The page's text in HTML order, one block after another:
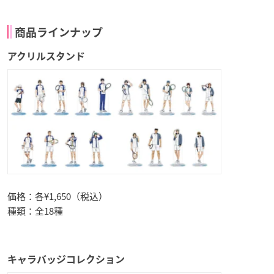
商品ラインナップ
アクリルスタンド
価格：各¥1,650（税込）
種類：全18種
キャラバッジコレクション